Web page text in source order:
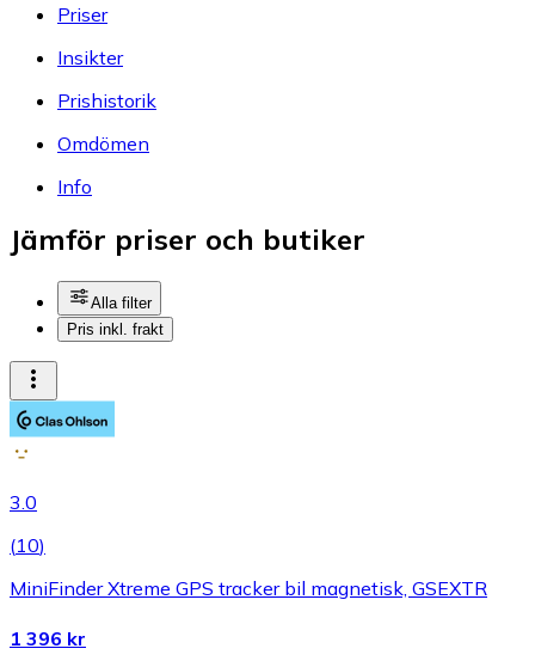
Priser
Insikter
Prishistorik
Omdömen
Info
Jämför priser och butiker
Alla filter
Pris inkl. frakt
3.0
(10)
MiniFinder Xtreme GPS tracker bil magnetisk, GSEXTR
1 396 kr